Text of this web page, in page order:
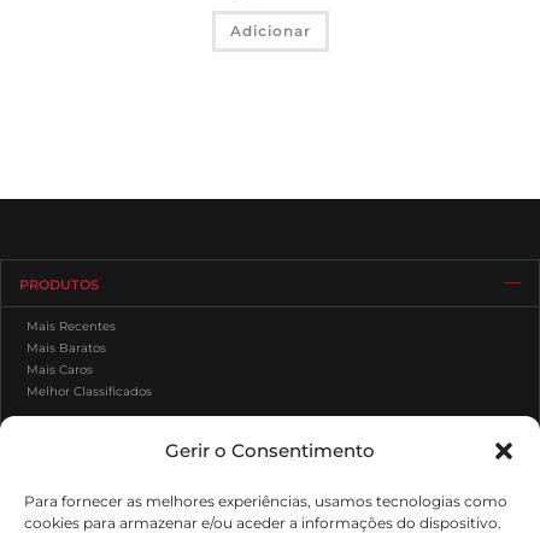
Gerir o Consentimento
Para fornecer as melhores experiências, usamos tecnologias como
cookies para armazenar e/ou aceder a informações do dispositivo.
Adicionar
PRODUTOS
Mais Recentes
Mais Baratos
Mais Caros
Melhor Classificados
ÁREA DE CLIENTE